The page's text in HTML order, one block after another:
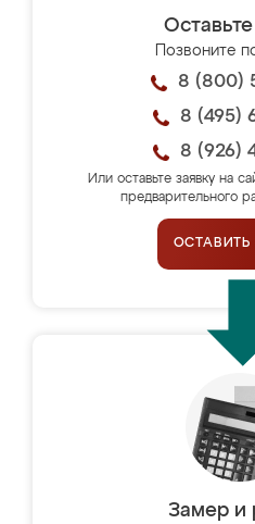
Позвоните
8 (800)
8 (495)
8 (926)
Или оставьте заявку на
предварительного
ОСТАВИТЬ
Замер и